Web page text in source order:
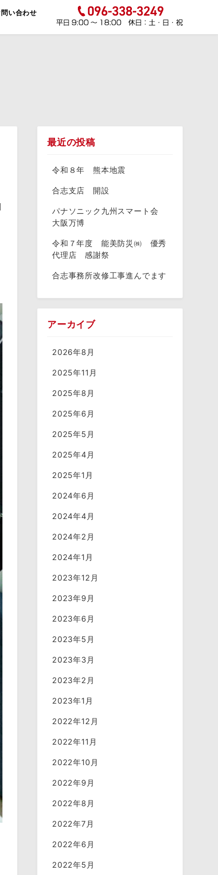
い合わせ
最近の投稿
令和８年 熊本地震
合志支店 開設
パナソニック九州スマート会
大阪万博
令和７年度 能美防災㈱ 優秀
代理店 感謝祭
合志事務所改修工事進んでます
アーカイブ
2026年8月
2025年11月
2025年8月
2025年6月
2025年5月
2025年4月
2025年1月
2024年6月
2024年4月
2024年2月
2024年1月
2023年12月
2023年9月
2023年6月
2023年5月
2023年3月
2023年2月
2023年1月
2022年12月
2022年11月
2022年10月
2022年9月
2022年8月
2022年7月
2022年6月
2022年5月